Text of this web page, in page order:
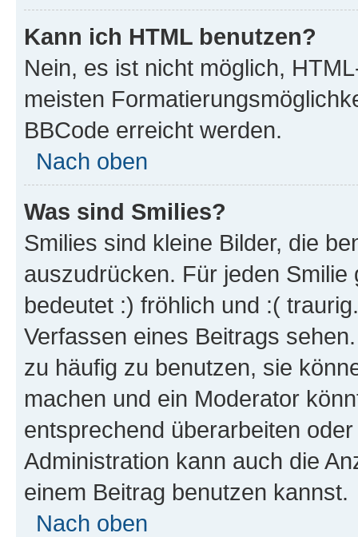
Kann ich HTML benutzen?
Nein, es ist nicht möglich,
meisten
BBCode erreicht werden.
Nach oben
Was sind Smilies?
Smilies sind kleine Bilder, die
auszudrücken. Für jeden
bedeutet :) fröhlich und :(
Verfassen eines Beitrags
zu häufig zu benutzen, sie
machen und ein Moderator
entsprechend überarbeiten
Administration kann auch die
einem Beitrag benutzen kannst.
Nach oben